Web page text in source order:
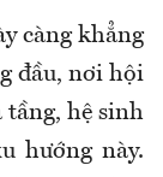
càng khẳng
đầu, nơi hội
hệ sinh
hướng này.